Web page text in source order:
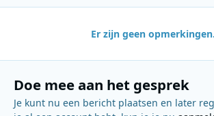
Er zijn geen opmerkingen.
Doe mee aan het gesprek
Je kunt nu een bericht plaatsen en later